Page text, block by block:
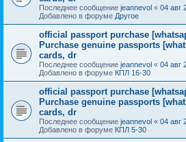
Последнее сообщение jeannevol « 04 авг
Добавлено в форуме Другое
official passport purchase
Purchase genuine passports
cards, dr
Последнее сообщение jeannevol « 04 авг
Добавлено в форуме КПЛ 16-30
official passport purchase
Purchase genuine passports
cards, dr
Последнее сообщение jeannevol « 04 авг
Добавлено в форуме КПЛ 5-30